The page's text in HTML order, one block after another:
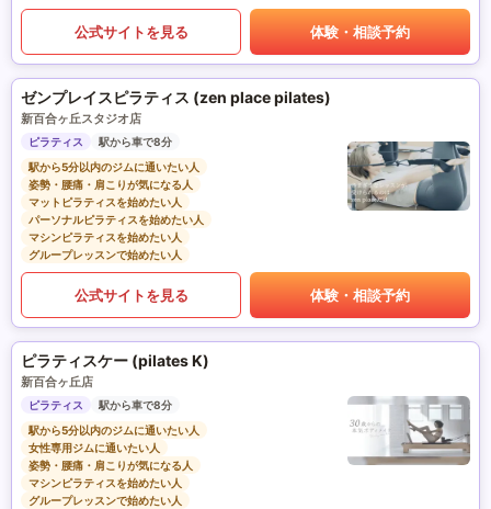
公式サイトを見る 体験・相談予約
ゼンプレイスピラティス (zen place pilates)
新百合ヶ丘スタジオ店
ピラティス
駅から車で8分
駅から5分以内のジムに通いたい人
姿勢・腰痛・肩こりが気になる人
マットピラティスを始めたい人
パーソナルピラティスを始めたい人
マシンピラティスを始めたい人
グループレッスンで始めたい人
公式サイトを見る 体験・相談予約
ピラティスケー (pilates K)
新百合ヶ丘店
ピラティス
駅から車で8分
駅から5分以内のジムに通いたい人
女性専用ジムに通いたい人
姿勢・腰痛・肩こりが気になる人
マシンピラティスを始めたい人
グループレッスンで始めたい人